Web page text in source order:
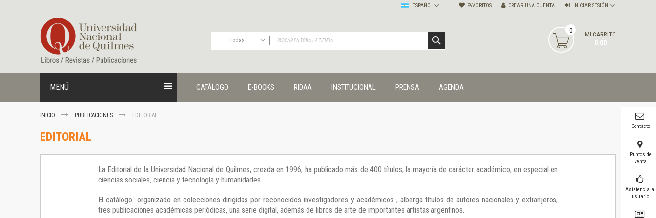
contenido
FAVORITOS INICIAR SESIÓN
CREAR UNA CUENTA
ESPAÑOL
Todas
Publicaciones
Editorial
Cuadernos universitarios
Derechos humanos
Ediciones especiales
Géneros
MI CARRITO
0.00
0
MENÚ CATÁLOGO E-BOOKS RIDAA INSTITUCIONAL PRENSA AGENDA
INICIO PUBLICACIONES EDITORIAL
EDITORIAL
La Editorial de la Universidad Nacional de Quilmes, creada en 1996, ha publicado más de 400 títulos, la mayoría de carácter académico, en especial en
ciencias sociales, ciencia y tecnología y humanidades.
El catálogo -organizado en colecciones dirigidas por reconocidos investigadores y académicos-, alberga títulos de autores nacionales y extranjeros,
tres publicaciones académicas periódicas, una serie digital, además de libros de arte de importantes artistas argentinos.
Contacto
Puntos de
venta
Asistencia al
usuario